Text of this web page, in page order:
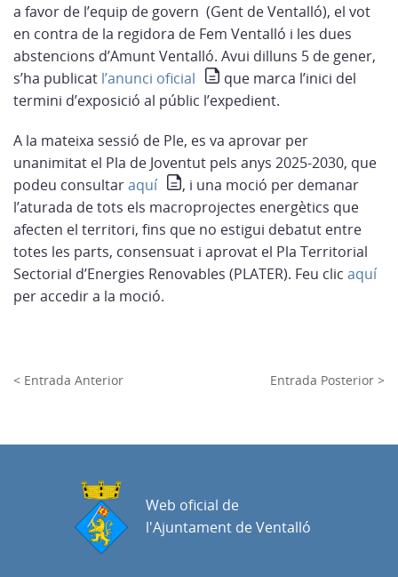
a favor de l’equip de govern (Gent de Ventalló), el vot
en contra de la regidora de Fem Ventalló i les dues
abstencions d’Amunt Ventalló. Avui dilluns 5 de gener,
s’ha publicat l’anunci oficial
que marca l’inici del
termini d’exposició al públic l’expedient.
A la mateixa sessió de Ple, es va aprovar per
unanimitat el Pla de Joventut pels anys 2025-2030, que
podeu consultaraquí
, i una moció per demanar
l’aturada de tots els macroprojectes energètics que
afecten el territori, fins que no estigui debatut entre
totes les parts, consensuat i aprovat el Pla Territorial
Sectorial d’Energies Renovables (PLATER). Feu clic aquí
per accedir a la moció.
< Entrada Anterior Entrada Posterior >
Web oficial de
l'Ajuntament de Ventalló